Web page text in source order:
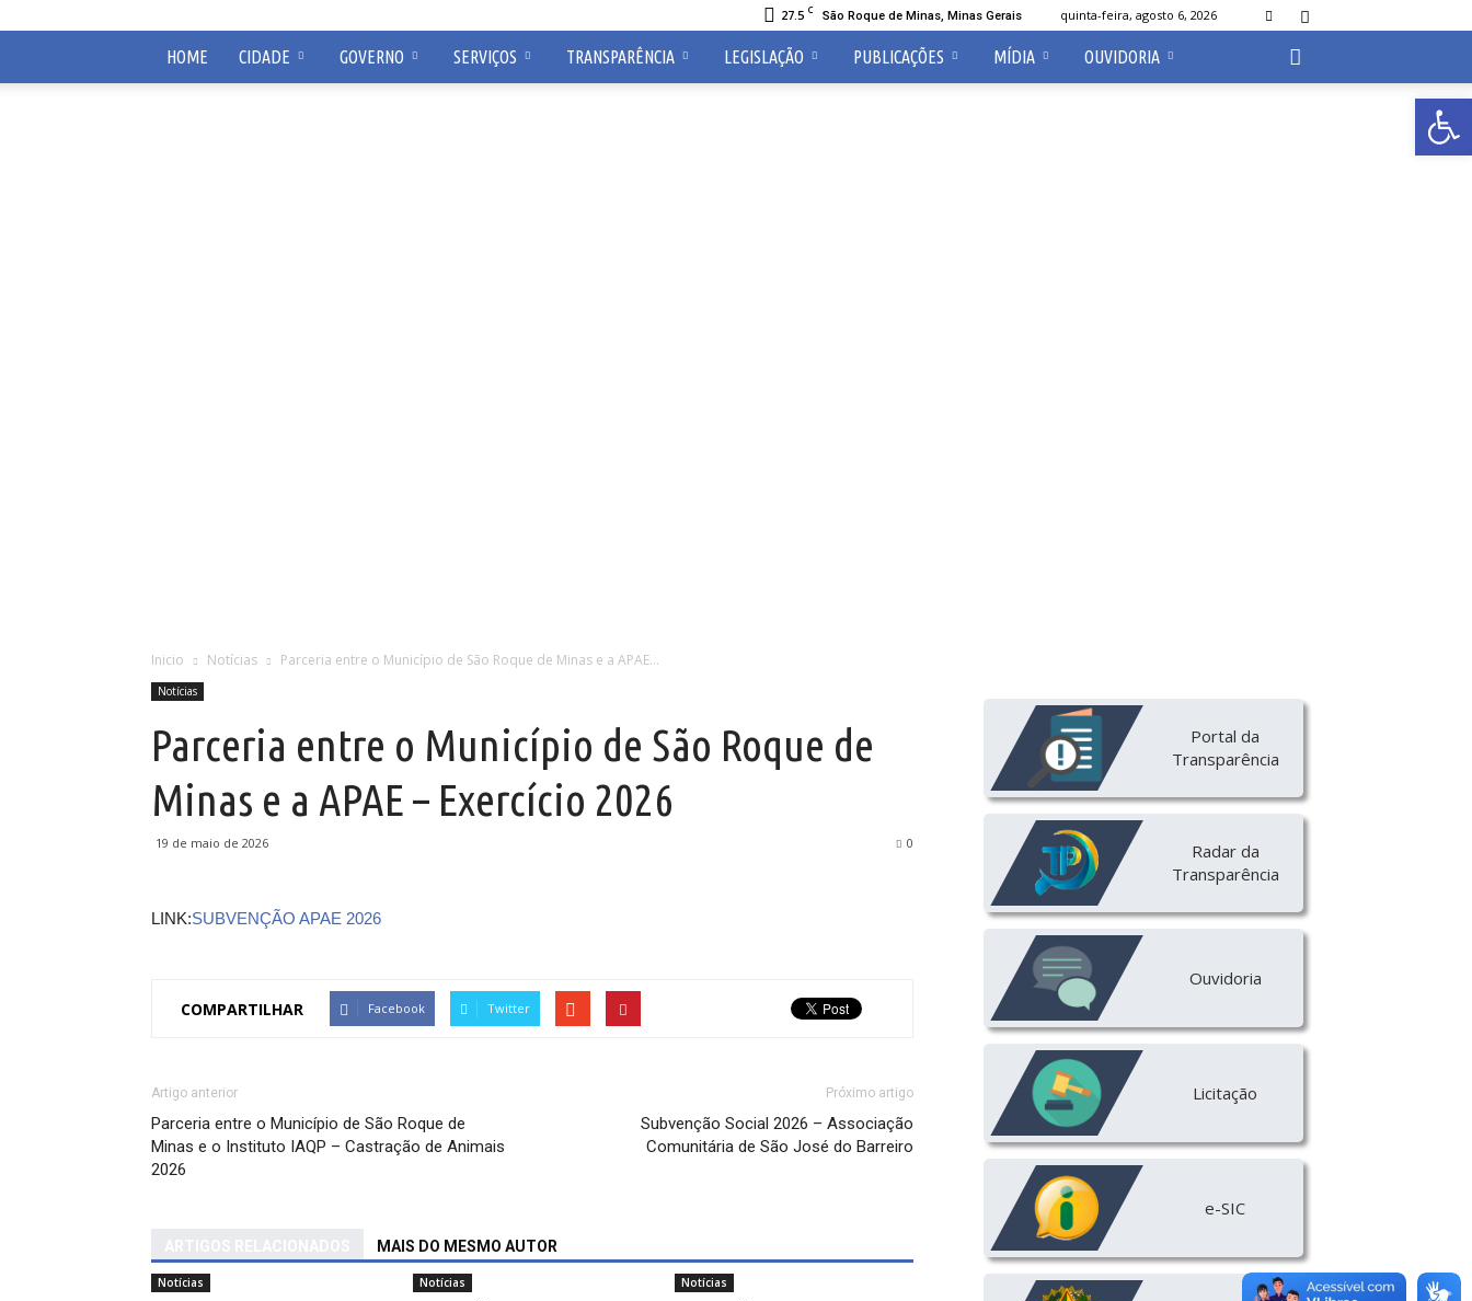
Abrir
27.5 C São Roque de Minas, Minas Gerais quinta-feira, agosto 6, 2026
HOME CIDADE GOVERNO SERVIÇOS TRANSPARÊNCIA LEGISLAÇÃO PUBLICAÇÕES MÍDIA OUVIDORIA
Inicio Notícias Parceria entre o Município de São Roque de Minas e a APAE...
Notícias
Parceria entre o Município de São Roque de
Minas e a APAE – Exercício 2026
19 de maio de 2026 0
LINK:SUBVENÇÃO APAE 2026
COMPARTILHAR Facebook Twitter
Artigo anterior
Parceria entre o Município de São Roque de
Minas e o Instituto IAQP – Castração de Animais
2026
Próximo artigo
Subvenção Social 2026 – Associação
Comunitária de São José do Barreiro
MAIS DO MESMO AUTOR
Notícias Notícias Notícias
Portal da
Transparência
Radar da
Transparência
Ouvidoria
Licitação
e-SIC